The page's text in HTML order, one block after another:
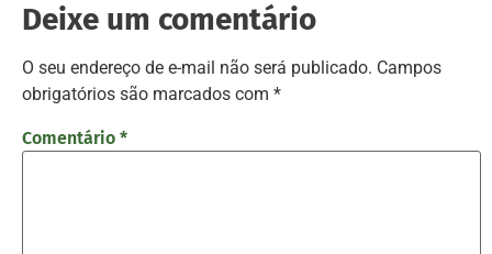
Deixe um comentário
O seu endereço de e-mail não será publicado. Campos
obrigatórios são marcados com *
Comentário *